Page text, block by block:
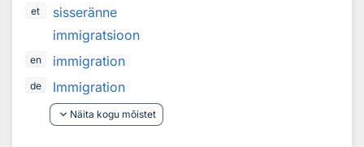
et
sisseränne
immigratsioon
en immigration
de
Immigration
keyboard_arrow_down Näita kogu mõistet